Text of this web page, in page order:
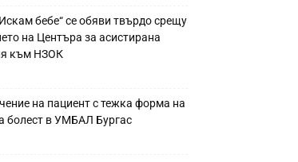
бебе“ се обяви твърдо срещу
на Центъра за асистирана
към НЗОК
на пациент с тежка форма на
болест в УМБАЛ Бургас